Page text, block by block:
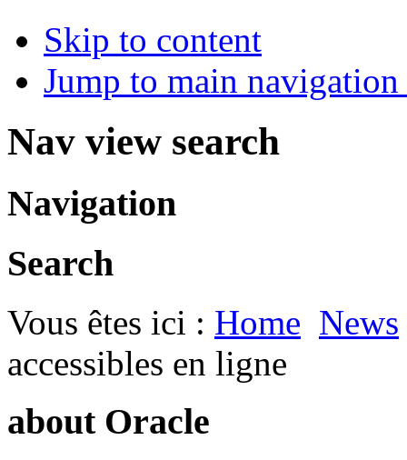
Skip to content
Jump to main
Nav view search
Navigation
Search
Vous êtes ici : Home News
accessibles en ligne
about Oracle